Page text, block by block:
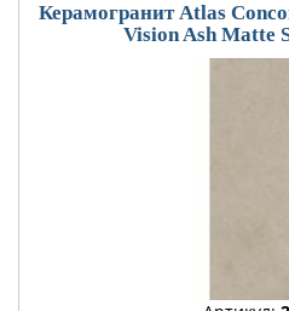
Керамогранит Atlas
Vision Ash Matte